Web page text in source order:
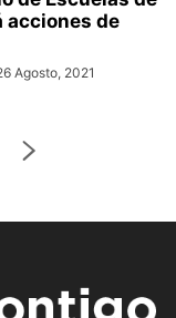
acciones de
Agosto, 2021